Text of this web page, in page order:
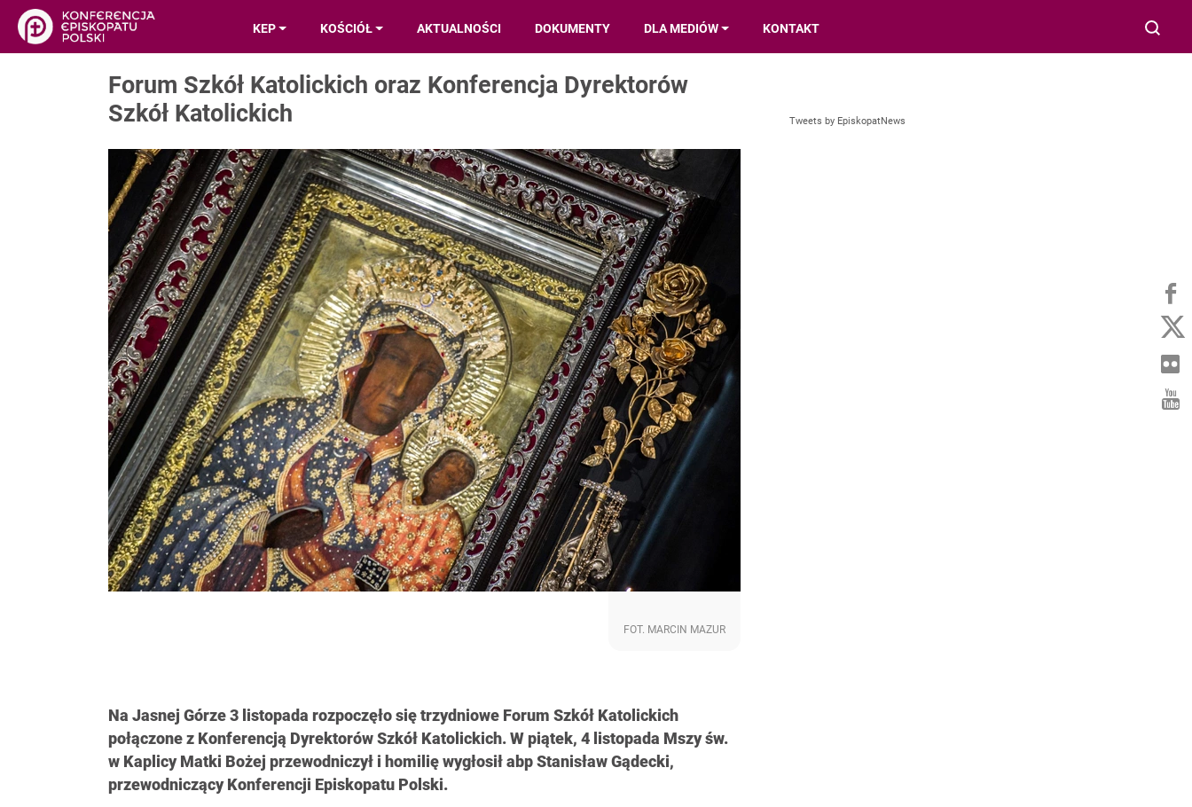
KEP KOŚCIÓŁ AKTUALNOŚCI DOKUMENTY DLA MEDIÓW KONTAKT
Forum Szkół Katolickich oraz Konferencja Dyrektorów
Szkół Katolickich
Na Jasnej Górze 3 listopada rozpoczęło się trzydniowe Forum Szkół Katolickich
połączone z Konferencją Dyrektorów Szkół Katolickich. W piątek, 4 listopada Mszy św.
w Kaplicy Matki Bożej przewodniczył i homilię wygłosił abp Stanisław Gądecki,
przewodniczący Konferencji Episkopatu Polski.
FOT. MARCIN MAZUR
Tweets by EpiskopatNews